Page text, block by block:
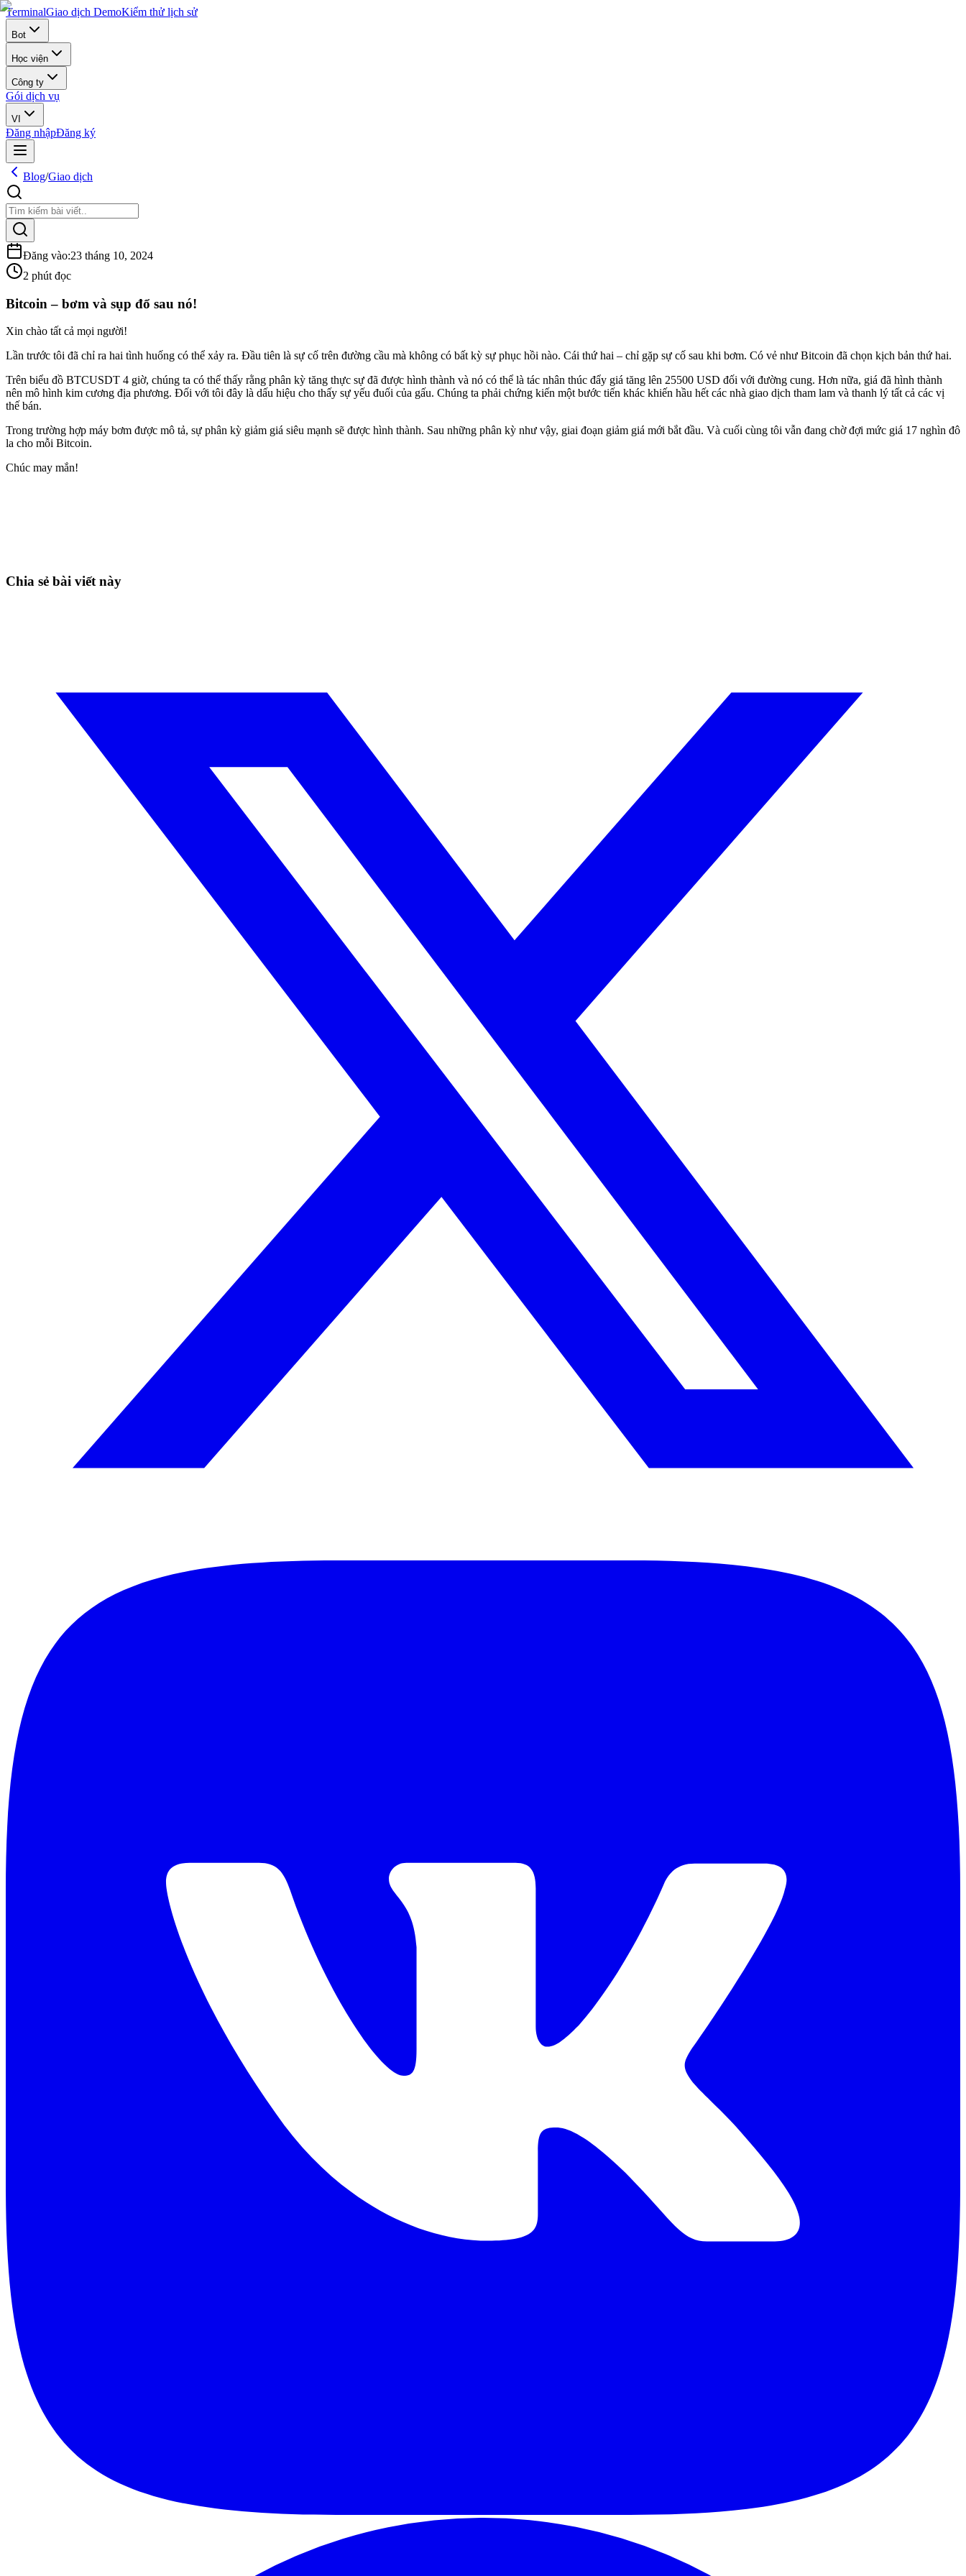
TerminalGiao dịch DemoKiểm thử lịch sử
Bot
Học viện
Công ty
Gói dịch vụ
VI
Đăng nhậpĐăng ký
Blog/Giao dịch
Đăng vào:23 tháng 10, 2024
2 phút đọc
Bitcoin – bơm và sụp đổ sau nó!
Xin chào tất cả mọi người!
Lần trước tôi đã chỉ ra hai tình huống có thể xảy ra. Đầu tiên là sự cố trên đường cầu mà không có bất kỳ sự phục hồi nào. Cái thứ hai – chỉ gặp sự cố sau khi bơm. Có vẻ như Bitcoin đã chọn kịch bản thứ hai.
Trên biểu đồ BTCUSDT 4 giờ, chúng ta có thể thấy rằng phân kỳ tăng thực sự đã được hình thành và nó có thể là tác nhân thúc đẩy giá tăng lên 25500 USD đối với đường cung. Hơn nữa, giá đã hình thành
nên mô hình kim cương địa phương. Đối với tôi đây là dấu hiệu cho thấy sự yếu đuối của gấu. Chúng ta phải chứng kiến ​​một bước tiến khác khiến hầu hết các nhà giao dịch tham lam và thanh lý tất cả các vị
thế bán.
Trong trường hợp máy bơm được mô tả, sự phân kỳ giảm giá siêu mạnh sẽ được hình thành. Sau những phân kỳ như vậy, giai đoạn giảm giá mới bắt đầu. Và cuối cùng tôi vẫn đang chờ đợi mức giá 17 nghìn đô
la cho mỗi Bitcoin.
Chúc may mắn!
Chia sẻ bài viết này